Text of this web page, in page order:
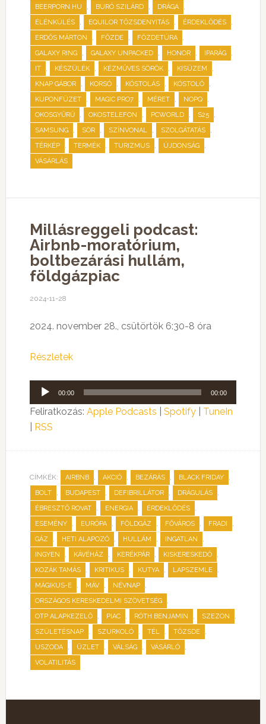
BEERPORN.HU , BURÓ SZILÁRD , DRÁGA ,
ÉLÉNKÜLÉS , EQUILOR TŐZSDENYITÁS , ÉRDEKLŐDÉS ,
ERDŐS MÁRTON , FŐZDE , FŐZDETÚRA ,
GALAXY RING , GALAXY UNPACKED , HONOR , IPARÁG ,
IT , KÉSZÜLÉK , KÉZMŰVES SÖRÖK , KISÜZEM ,
KNAP GÁBOR , KORSÓ , KÓSTOLÁS , KÓSTOLÓ ,
KUPONFÜZET , MAGIC PRO7 , MÉRET , NOPQ ,
OKOSGYŰRŰ , OKOSTELEFON , PCWORLD , S25 ,
SAMSUNG , SÖR , SZÍNVONAL , SZOLGÁTATÁS ,
TÉRKÉP , TERMÉK , TURIZMUS , ÚJDONSÁG ,
VÁSÁRLÁS
Millásreggeli podcast:
Airbnb-moratórium,
boltbezárási hullám,
földgázpiac
2024-11-28
2024. november 28., csütörtök 6:30-8 óra
Részletek
Audió
lejátszó
00:00 00:00
Feliratkozás: Apple Podcasts Spotify| TuneIn
RSS
CÍMKÉK: AIRBNB , AKCIÓ , BEZÁRÁS , BLACK FRIDAY ,
BOLT , BUDAPEST , DEFIBRILLÁTOR , DRÁGULÁS ,
ÉBRESZTŐ ROVAT , ENERGIA , ÉRDEKLŐDÉS ,
ESEMÉNY , EURÓPA , FÖLDGÁZ , FŐVÁROS , FRADI ,
GÁZ , HETI ALAPOZÓ , HULLÁM , INGATLAN ,
INGYEN , KÁVÉHÁZ , KERÉKPÁR , KISKERESKEDŐ ,
KOZÁK TAMÁS , KRITIKUS , KUTYA , LAPSZEMLE ,
MÁGIKUS-E , MÁV , NÉVNAP ,
ORSZÁGOS KERESKEDELMI SZÖVETSÉG ,
OTP ALAPKEZELŐ , PIAC , RÓTH BENJAMIN , SZEZON ,
SZÜLETÉSNAP , SZURKOLÓ , TÉL , TŐZSDE ,
USZODA , ÜZLET , VÁLSÁG , VÁSÁRLÓ ,
VOLATILITÁS